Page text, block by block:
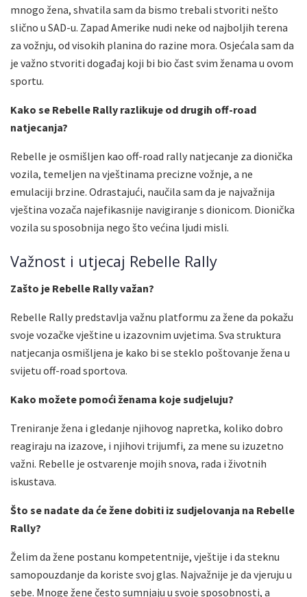
mnogo žena, shvatila sam da bismo trebali stvoriti nešto
slično u SAD-u. Zapad Amerike nudi neke od najboljih terena
za vožnju, od visokih planina do razine mora. Osjećala sam da
je važno stvoriti događaj koji bi bio čast svim ženama u ovom
sportu.
Kako se Rebelle Rally razlikuje od drugih off-road
natjecanja?
Rebelle je osmišljen kao off-road rally natjecanje za dionička
vozila, temeljen na vještinama precizne vožnje, a ne
emulaciji brzine. Odrastajući, naučila sam da je najvažnija
vještina vozača najefikasnije navigiranje s dionicom. Dionička
vozila su sposobnija nego što većina ljudi misli.
Važnost i utjecaj Rebelle Rally
Zašto je Rebelle Rally važan?
Rebelle Rally predstavlja važnu platformu za žene da pokažu
svoje vozačke vještine u izazovnim uvjetima. Sva struktura
natjecanja osmišljena je kako bi se steklo poštovanje žena u
svijetu off-road sportova.
Kako možete pomoći ženama koje sudjeluju?
Treniranje žena i gledanje njihovog napretka, koliko dobro
reagiraju na izazove, i njihovi trijumfi, za mene su izuzetno
važni. Rebelle je ostvarenje mojih snova, rada i životnih
iskustava.
Što se nadate da će žene dobiti iz sudjelovanja na Rebelle
Rally?
Želim da žene postanu kompetentnije, vještije i da steknu
samopouzdanje da koriste svoj glas. Najvažnije je da vjeruju u
sebe. Mnoge žene često sumnjaju u svoje sposobnosti, a